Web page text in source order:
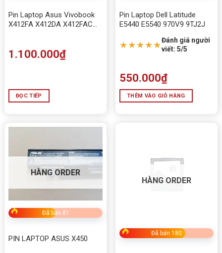
Pin Laptop Asus Vivobook
X412FA X412DA X412FAC
1.100.000₫
ĐỌC TIẾP
Pin Laptop Dell Latitude
E5440 E5540 970V9 9TJ2J
★★★★★Đánh giá người
viết: 5/5
550.000₫
THÊM VÀO GIỎ HÀNG
HÀNG ORDER
Đã bán 81
PIN LAPTOP ASUS X450
HÀNG ORDER
Đã bán 180